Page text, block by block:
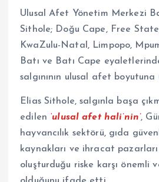
Ulusal Afet Yönetim Merkezi
Sithole; Doğu Cape, Free
KwaZulu-Natal, Limpopo,
Batı ve Batı Cape
salgınının ulusal afet boyutuna
Elias Sithole, salgınla başa
edilen ‘ulusal afet hali’nin’,
hayvancılık sektörü, gıda
kaynakları ve ihracat pazarları
oluşturduğu riske karşı önemli